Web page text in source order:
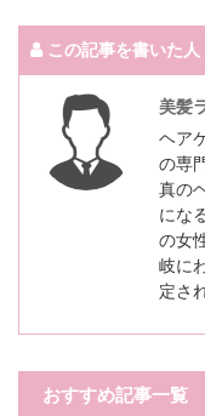
この記事を書いた人
美髪
ヘア
の専
真の
にな
の女
岐に
定さ
おすすめ記事一覧